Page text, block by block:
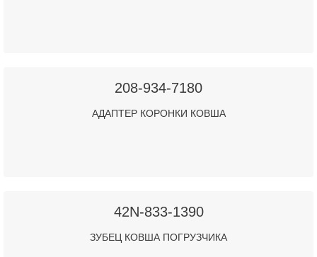
208-934-7180
АДАПТЕР КОРОНКИ КОВША
42N-833-1390
ЗУБЕЦ КОВША ПОГРУЗЧИКА